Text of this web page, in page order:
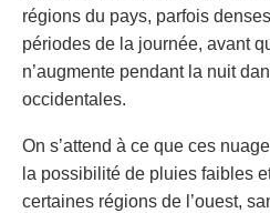
régions du pays, parfois
périodes de la journée, avant
n’augmente pendant la nuit
occidentales.
On s’attend à ce que ces
la possibilité de pluies faibles
certaines régions de l’ouest,